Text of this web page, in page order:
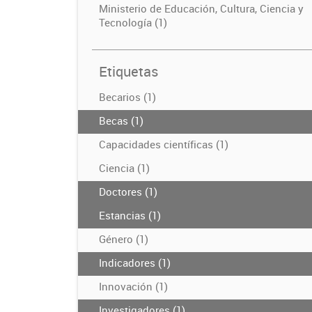
Ministerio de Educación, Cultura, Ciencia y
Tecnología (1)
Etiquetas
Becarios (1)
Becas (1)
Capacidades científicas (1)
Ciencia (1)
Doctores (1)
Estancias (1)
Género (1)
Indicadores (1)
Innovación (1)